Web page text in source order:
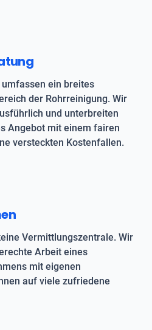
ein breites
der Rohrreinigung. Wir
und unterbreiten
Angebot mit einem fairen
versteckten Kostenfallen.
Vermittlungszentrale. Wir
Arbeit eines
mit eigenen
auf viele zufriedene